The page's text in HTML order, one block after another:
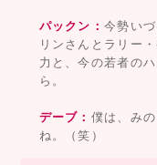
パックン：今勢い
リンさんとラリー
力と、今の若者の
ら。
デーブ： 僕は、み
ね。（笑）